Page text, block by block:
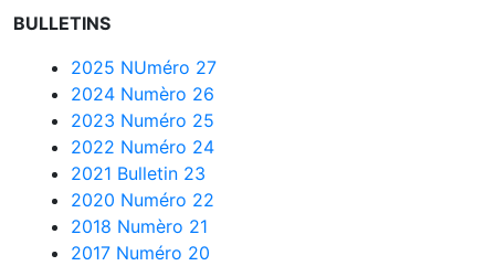
BULLETINS
2025 NUméro 27
2024 Numèro 26
2023 Numéro 25
2022 Numéro 24
2021 Bulletin 23
2020 Numéro 22
2018 Numèro 21
2017 Numéro 20